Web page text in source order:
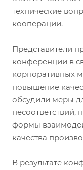
технические
кооперации.
Представители
конференции в
корпоративных
повышение
обсудили меры
формы
качества
В результате